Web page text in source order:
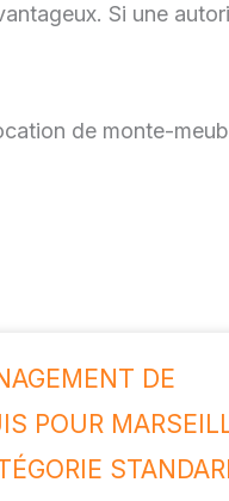
Si une
de monte-
DE
POUR